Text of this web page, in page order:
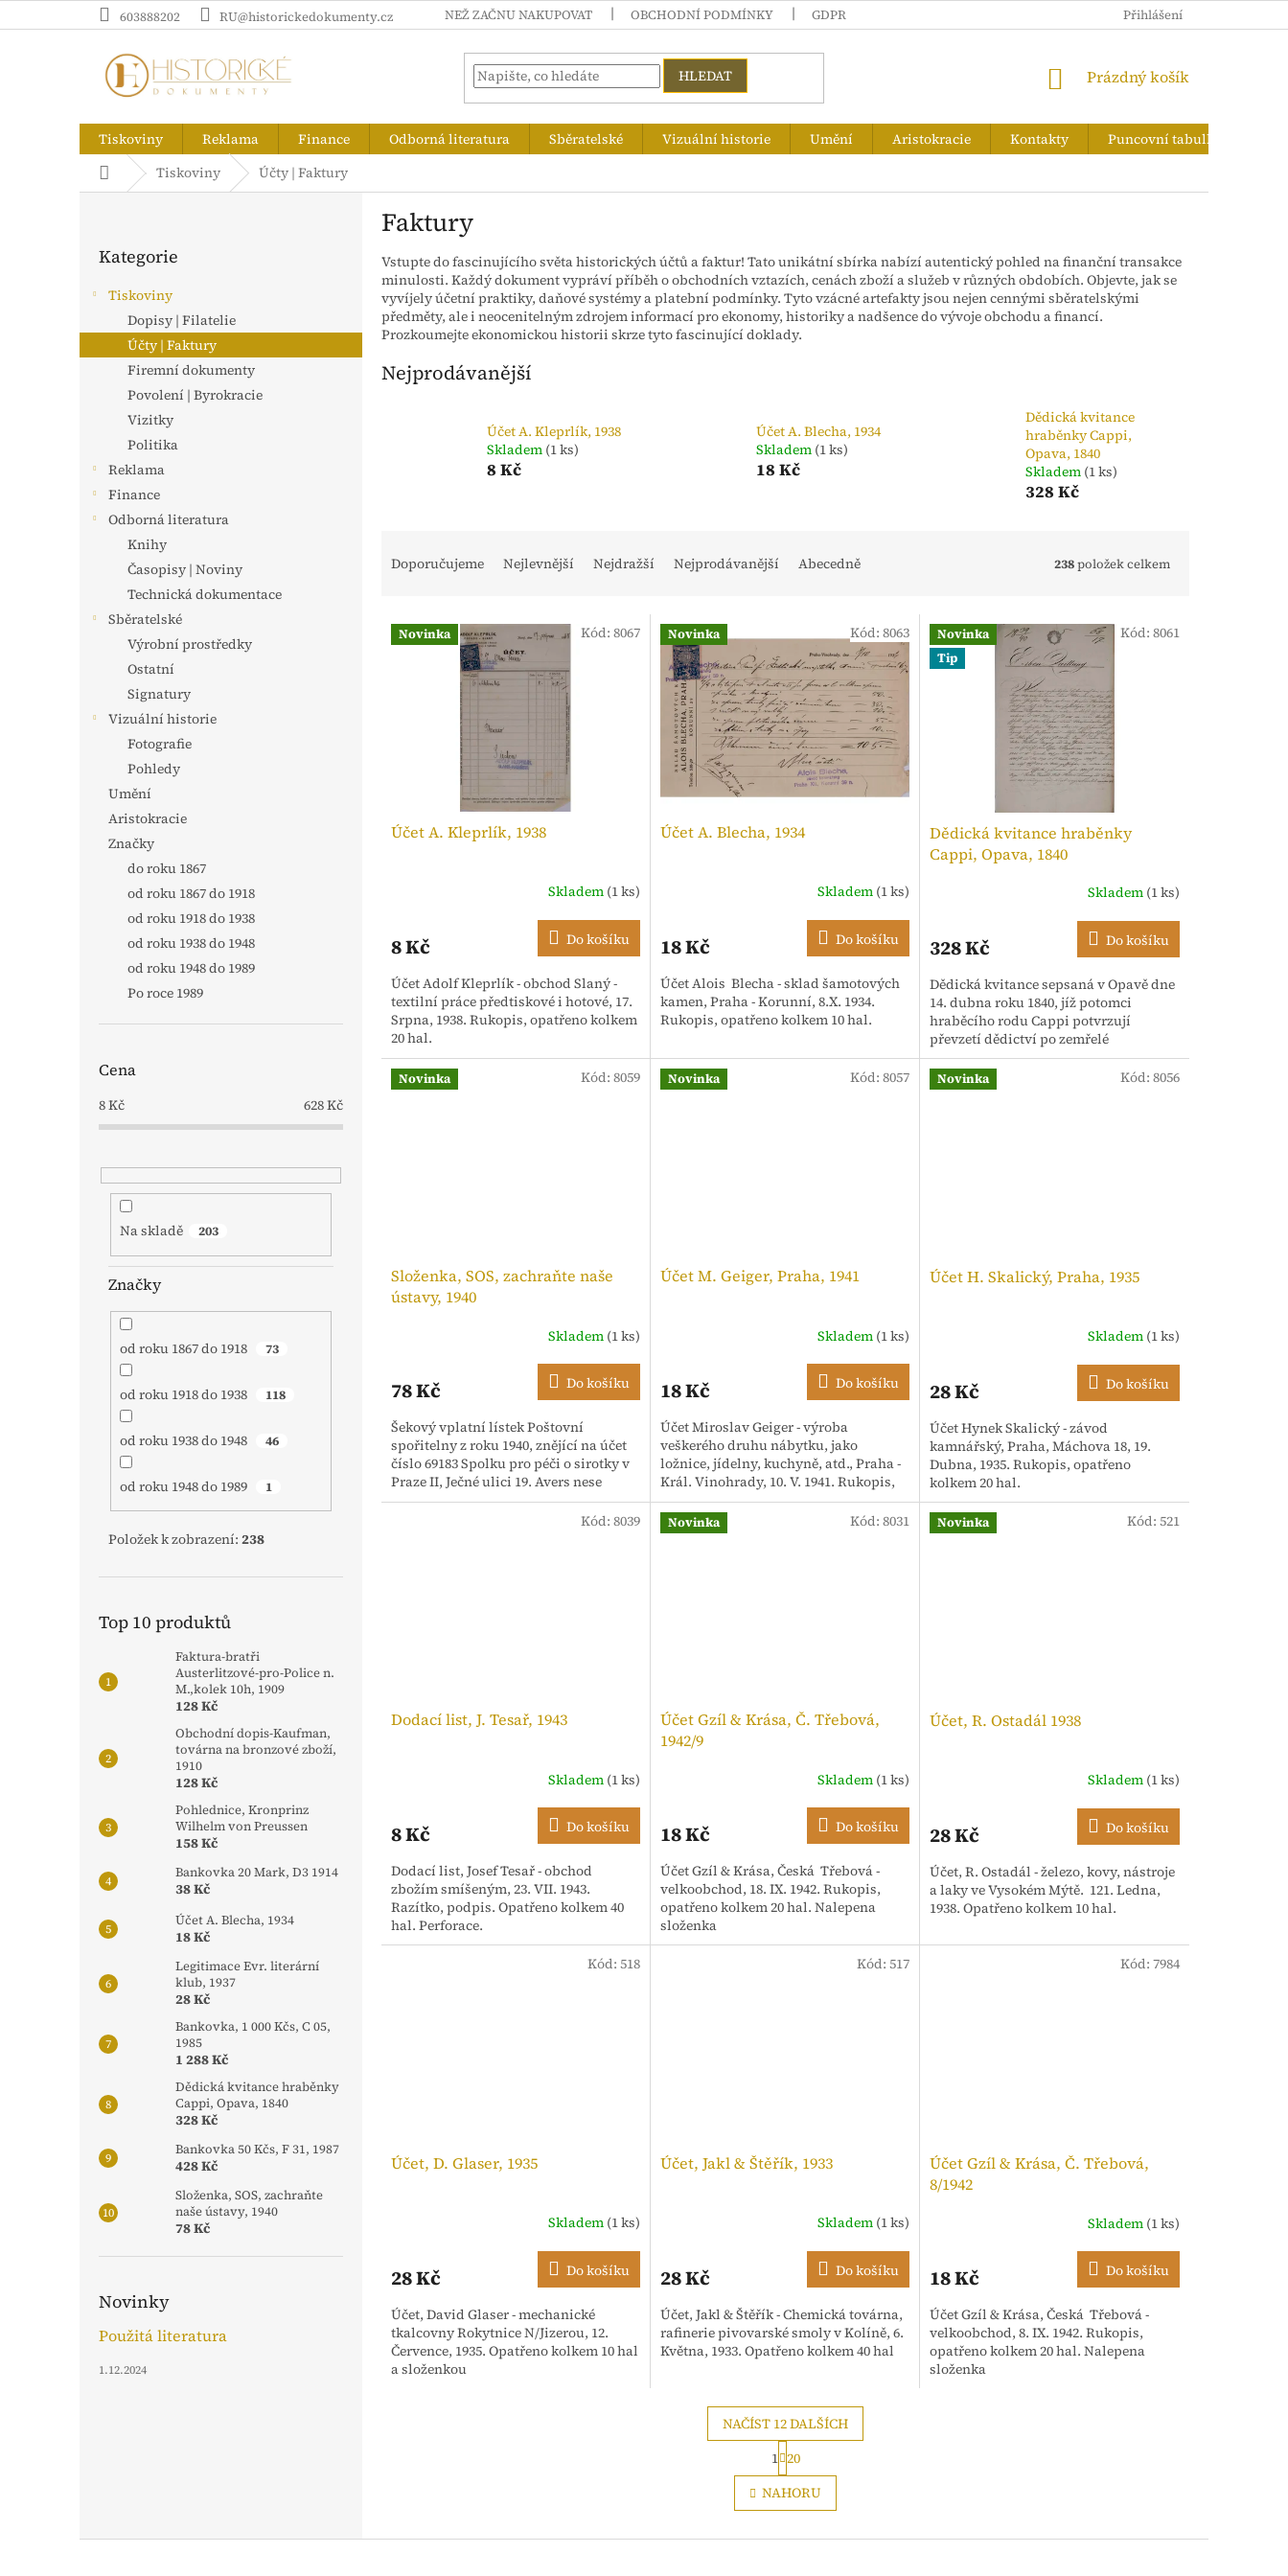
na
603888202 RU@historickedokumenty.cz NEŽ ZAČNU NAKUPOVAT OBCHODNÍ PODMÍNKY GDPR Přihlášení
HLEDAT
NÁKUPNÍ
Prázdný košík
Tiskoviny Reklama Finance Odborná literatura Sběratelské Vizuální historie Umění Aristokracie Kontakty Puncovní tabulka
Domů Tiskoviny Účty | Faktury
n
kategorie
Kategorie
Tiskoviny
Dopisy | Filatelie
Účty | Faktury
Firemní dokumenty
Povolení | Byrokracie
Vizitky
Politika
Reklama
Finance
Odborná literatura
Knihy
Časopisy | Noviny
Technická dokumentace
Sběratelské
Výrobní prostředky
Ostatní
Signatury
Vizuální historie
Fotografie
Pohledy
Umění
Aristokracie
Značky
do roku 1867
od roku 1867 do 1918
od roku 1918 do 1938
od roku 1938 do 1948
od roku 1948 do 1989
Po roce 1989
Cena
8Kč 628Kč
Na skladě 203
Značky
od roku 1867 do 1918 73
od roku 1918 do 1938 118
od roku 1938 do 1948 46
od roku 1948 do 1989 1
Položek k zobrazení: 238
Top 10 produktů
Faktura-bratři
Austerlitzové-pro-Police n.
M.,kolek 10h, 1909
128 Kč
Obchodní dopis-Kaufman,
továrna na bronzové zboží,
1910
128 Kč
Pohlednice, Kronprinz
Wilhelm von Preussen
158 Kč
Bankovka 20 Mark, D3 1914
38 Kč
Účet A. Blecha, 1934
18 Kč
Legitimace Evr. literární
klub, 1937
28 Kč
Bankovka, 1 000 Kčs, C 05,
1985
1 288 Kč
Dědická kvitance hraběnky
Cappi, Opava, 1840
328 Kč
Bankovka 50 Kčs, F 31, 1987
428 Kč
Složenka, SOS, zachraňte
naše ústavy, 1940
78 Kč
Novinky
Použitá literatura
1.12.2024
Faktury
Vstupte do fascinujícího světa historických účtů a faktur! Tato unikátní sbírka nabízí autentický pohled na finanční transakce
minulosti. Každý dokument vypráví příběh o obchodních vztazích, cenách zboží a služeb v různých obdobích. Objevte, jak se
vyvíjely účetní praktiky, daňové systémy a platební podmínky. Tyto vzácné artefakty jsou nejen cennými sběratelskými
předměty, ale i neocenitelným zdrojem informací pro ekonomy, historiky a nadšence do vývoje obchodu a financí.
Prozkoumejte ekonomickou historii skrze tyto fascinující doklady.
Nejprodávanější
Účet A. Kleprlík, 1938
Skladem (1 ks)
8 Kč
Účet A. Blecha, 1934
Skladem (1 ks)
18 Kč
Dědická kvitance
hraběnky Cappi,
Opava, 1840
Skladem (1 ks)
328 Kč
n
Doporučujeme Nejlevnější Nejdražší Nejprodávanější Abecedně 238položek celkem
V
ý
k
Novinka
Účet A. Kleprlík, 1938
Skladem (1 ks)
8 Kč Do košíku
Účet Adolf Kleprlík - obchod Slaný -
textilní práce předtiskové i hotové, 17.
Srpna, 1938. Rukopis, opatřeno kolkem
20 hal.
Kód: 8067 Novinka
Účet A. Blecha, 1934
Skladem (1 ks)
18 Kč Do košíku
Účet Alois Blecha - sklad šamotových
kamen, Praha - Korunní, 8.X. 1934.
Rukopis, opatřeno kolkem 10 hal.
Kód: 8063
Novinka
Tip
Dědická kvitance hraběnky
Cappi, Opava, 1840
Skladem (1 ks)
328 Kč Do košíku
Dědická kvitance sepsaná v Opavě dne
14. dubna roku 1840, jíž potomci
hraběcího rodu Cappi potvrzují
převzetí dědictví po zemřelé
plukovníkově vdově, hraběnce Cappi
Kód: 8061
Novinka
Složenka, SOS, zachraňte naše
ústavy, 1940
Skladem (1 ks)
78 Kč Do košíku
Šekový vplatní lístek Poštovní
spořitelny z roku 1940, znějící na účet
číslo 69183 Spolku pro péči o sirotky v
Praze II, Ječné ulici 19. Avers nese
naléhavou výzvu S. O. S....
Kód: 8059 Novinka
Účet M. Geiger, Praha, 1941
Skladem (1 ks)
18 Kč Do košíku
Účet Miroslav Geiger - výroba
veškerého druhu nábytku, jako
ložnice, jídelny, kuchyně, atd., Praha -
Král. Vinohrady, 10. V. 1941. Rukopis,
opatřeno kolkem 50 hal.
Kód: 8057 Novinka
Účet H. Skalický, Praha, 1935
Skladem (1 ks)
28 Kč Do košíku
Účet Hynek Skalický - závod
kamnářský, Praha, Máchova 18, 19.
Dubna, 1935. Rukopis, opatřeno
kolkem 20 hal.
Kód: 8056
Dodací list, J. Tesař, 1943
Skladem (1 ks)
8 Kč Do košíku
Dodací list, Josef Tesař - obchod
zbožím smíšeným, 23. VII. 1943.
Razítko, podpis. Opatřeno kolkem 40
hal. Perforace.
Kód: 8039 Novinka
Účet Gzíl & Krása, Č. Třebová,
1942/9
Skladem (1 ks)
18 Kč Do košíku
Účet Gzíl & Krása, Česká Třebová -
velkoobchod, 18. IX. 1942. Rukopis,
opatřeno kolkem 20 hal. Nalepena
složenka
Kód: 8031 Novinka
Účet, R. Ostadál 1938
Skladem (1 ks)
28 Kč Do košíku
Účet, R. Ostadál - železo, kovy, nástroje
a laky ve Vysokém Mýtě. 121. Ledna,
1938. Opatřeno kolkem 10 hal.
Kód: 521
Účet, D. Glaser, 1935
Skladem (1 ks)
28 Kč Do košíku
Účet, David Glaser - mechanické
tkalcovny Rokytnice N/Jizerou, 12.
Července, 1935. Opatřeno kolkem 10 hal
a složenkou
Kód: 518
Účet, Jakl & Štěřík, 1933
Skladem (1 ks)
28 Kč Do košíku
Účet, Jakl & Štěřík - Chemická továrna,
rafinerie pivovarské smoly v Kolíně, 6.
Května, 1933. Opatřeno kolkem 40 hal
Kód: 517
Účet Gzíl & Krása, Č. Třebová,
8/1942
Skladem (1 ks)
18 Kč Do košíku
Účet Gzíl & Krása, Česká Třebová -
velkoobchod, 8. IX. 1942. Rukopis,
opatřeno kolkem 20 hal. Nalepena
složenka
Kód: 7984
O
v
l
d
NAČÍST 12 DALŠÍCH
S
t
r
á
n
o
1 20
NAHORU